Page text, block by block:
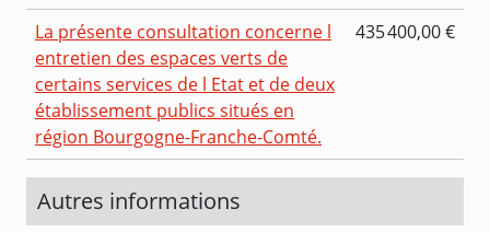
La présente consultation concerne l
entretien des espaces verts de
certains services de l Etat et de deux
établissement publics situés en
région Bourgogne-Franche-Comté.
435 400,00 €
Autres informations